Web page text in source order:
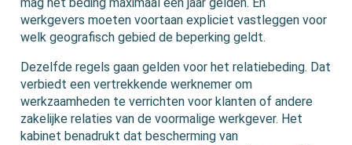
mag het beding maximaal één jaar gelden. En
werkgevers moeten voortaan expliciet vastleggen voor
welk geografisch gebied de beperking geldt.
Dezelfde regels gaan gelden voor het relatiebeding. Dat
verbiedt een vertrekkende werknemer om
werkzaamheden te verrichten voor klanten of andere
zakelijke relaties van de voormalige werkgever. Het
kabinet benadrukt dat bescherming van